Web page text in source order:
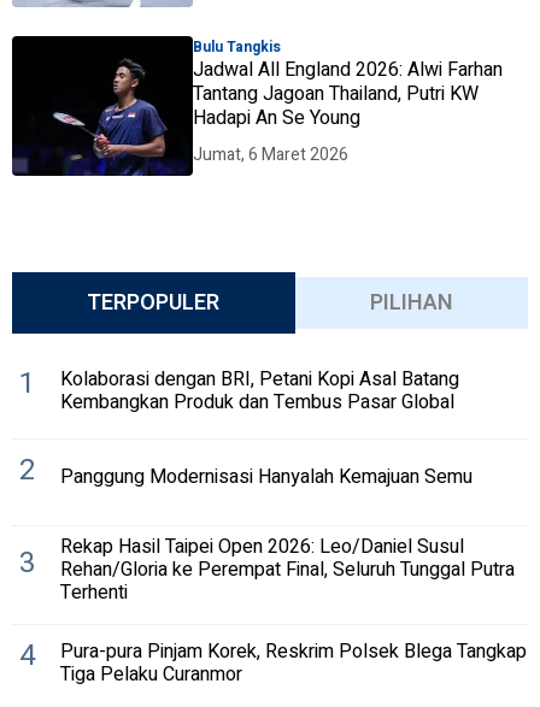
Bulu Tangkis
Jadwal All England 2026: Alwi Farhan
Tantang Jagoan Thailand, Putri KW
Hadapi An Se Young
Jumat, 6 Maret 2026
TERPOPULER PILIHAN
1 Kolaborasi dengan BRI, Petani Kopi Asal Batang
Kembangkan Produk dan Tembus Pasar Global
2 Panggung Modernisasi Hanyalah Kemajuan Semu
3 Rekap Hasil Taipei Open 2026: Leo/Daniel Susul
Rehan/Gloria ke Perempat Final, Seluruh Tunggal Putra
Terhenti
4 Pura-pura Pinjam Korek, Reskrim Polsek Blega Tangkap
Tiga Pelaku Curanmor